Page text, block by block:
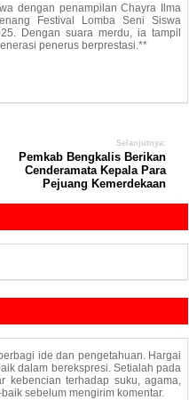
dengan penampilan Chayra Ilma
Festival Lomba Seni Siswa
Dengan suara merdu, ia tampil
penerus berprestasi.**
Selanjutnya:
Pemkab Bengkalis Berikan
Cenderamata Kepala Para
Pejuang Kemerdekaan
ide dan pengetahuan. Hargai
dalam berekspresi. Setialah pada
kebencian terhadap suku, agama,
sebelum mengirim komentar.